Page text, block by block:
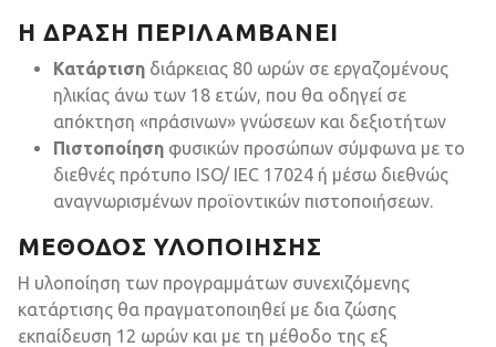
Η ΔΡΆΣΗ ΠΕΡΙΛΑΜΒΆΝΕΙ
Κατάρτιση διάρκειας 80 ωρών σε εργαζομένους
ηλικίας άνω των 18 ετών, που θα οδηγεί σε
απόκτηση «πράσινων» γνώσεων και δεξιοτήτων
Πιστοποίηση φυσικών προσώπων σύμφωνα με το
διεθνές πρότυπο ISO/ IEC 17024 ή μέσω διεθνώς
αναγνωρισμένων προϊοντικών πιστοποιήσεων.
ΜΈΘΟΔΟΣ ΥΛΟΠΟΊΗΣΗΣ
Η υλοποίηση των προγραμμάτων συνεχιζόμενης
κατάρτισης θα πραγματοποιηθεί με δια ζώσης
εκπαίδευση 12 ωρών και με τη μέθοδο της εξ